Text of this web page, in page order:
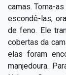
camas. Toma-
escondê-las,
de feno. Ele
cobertas da
elas foram
manjedoura.